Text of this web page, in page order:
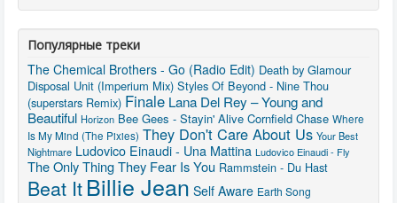
Популярные треки
The Chemical Brothers - Go (Radio Edit) Death by Glamour
Disposal Unit (Imperium Mix) Styles Of Beyond - Nine Thou
(superstars Remix) Finale Lana Del Rey – Young and
Beautiful Horizon Bee Gees - Stayin' Alive Cornfield Chase Where
Is My Mind (The Pixies) They Don't Care About Us Your Best
Nightmare Ludovico Einaudi - Una Mattina Ludovico Einaudi - Fly
The Only Thing They Fear Is You Rammstein - Du Hast
Beat ItBillie Jean Self Aware Earth Song